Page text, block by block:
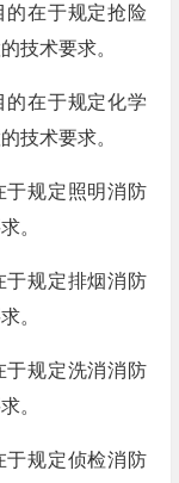
在于规定抢险
技术要求。
在于规定化学
技术要求。
规定照明消防
。
规定排烟消防
。
规定洗消消防
。
规定侦检消防